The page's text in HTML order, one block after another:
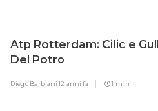
Atp Rotterdam: Cilic e
Del Potro
Diego Barbiani12 anni fa 1 min